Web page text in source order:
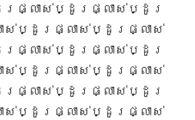
ផ្លាស់ប្ដូរផ្លាស់ប្ដូរ
ស់ប្ដូរផ្លាស់ប្ដូរផ្លាស់
ផ្លាស់ប្ដូរផ្លាស់ប្ដូរ
ស់ប្ដូរផ្លាស់ប្ដូរផ្លាស់
ផ្លាស់ប្ដូរផ្លាស់ប្ដូរ
ស់ប្ដូរផ្លាស់ប្ដូរផ្លាស់